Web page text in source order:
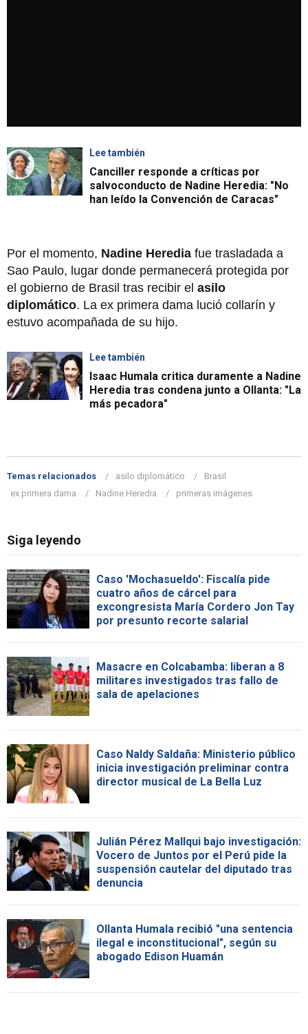
Lee también
Canciller responde a críticas por
salvoconducto de Nadine Heredia: "No
han leído la Convención de Caracas"
Por el momento, Nadine Heredia fue trasladada a
Sao Paulo, lugar donde permanecerá protegida por
el gobierno de Brasil tras recibir el asilo
diplomático. La ex primera dama lució collarín y
estuvo acompañada de su hijo.
Lee también
Isaac Humala critica duramente a Nadine
Heredia tras condena junto a Ollanta: "La
más pecadora"
Temas relacionados asilo diplomático
Brasil
ex primera dama
Nadine Heredia primeras imágenes
Siga leyendo
Caso 'Mochasueldo': Fiscalía pide
cuatro años de cárcel para
excongresista María Cordero Jon Tay
por presunto recorte salarial
Masacre en Colcabamba: liberan a 8
militares investigados tras fallo de
sala de apelaciones
Caso Naldy Saldaña: Ministerio público
inicia investigación preliminar contra
director musical de La Bella Luz
Julián Pérez Mallqui bajo investigación:
Vocero de Juntos por el Perú pide la
suspensión cautelar del diputado tras
denuncia
Ollanta Humala recibió "una sentencia
ilegal e inconstitucional", según su
abogado Edison Huamán